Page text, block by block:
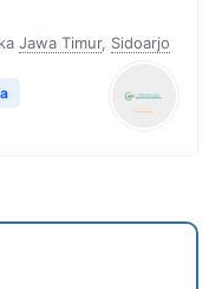
Jawa Timur, Sidoarjo